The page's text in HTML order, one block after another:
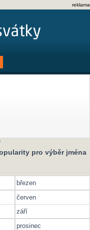
reklama
pro výběr jména
březen
červen
září
prosinec